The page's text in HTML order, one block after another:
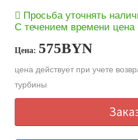
Просьба уточнять
С течением времени цена
Цена: 575BYN
цена действует при учете
турбины